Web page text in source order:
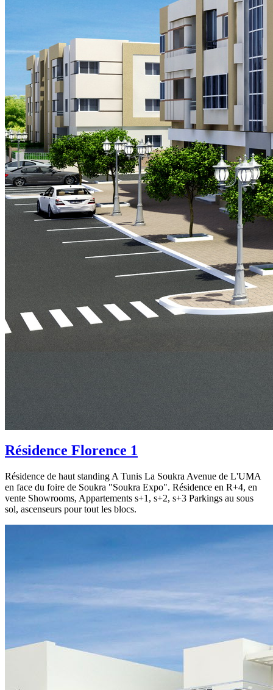
Résidence Florence 1
Résidence de haut standing A Tunis La Soukra Avenue de L'UMA
en face du foire de Soukra "Soukra Expo". Résidence en R+4, en
vente Showrooms, Appartements s+1, s+2, s+3 Parkings au sous
sol, ascenseurs pour tout les blocs.